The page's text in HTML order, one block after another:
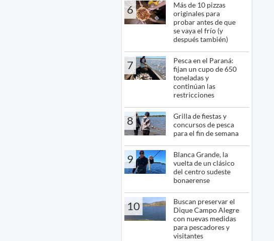
6
Más de 10 pizzas
originales para
probar antes de que
se vaya el frío (y
después también)
7
Pesca en el Paraná:
fijan un cupo de 650
toneladas y
continúan las
restricciones
8
Grilla de fiestas y
concursos de pesca
para el fin de semana
9
Blanca Grande, la
vuelta de un clásico
del centro sudeste
bonaerense
10
Buscan preservar el
Dique Campo Alegre
con nuevas medidas
para pescadores y
visitantes